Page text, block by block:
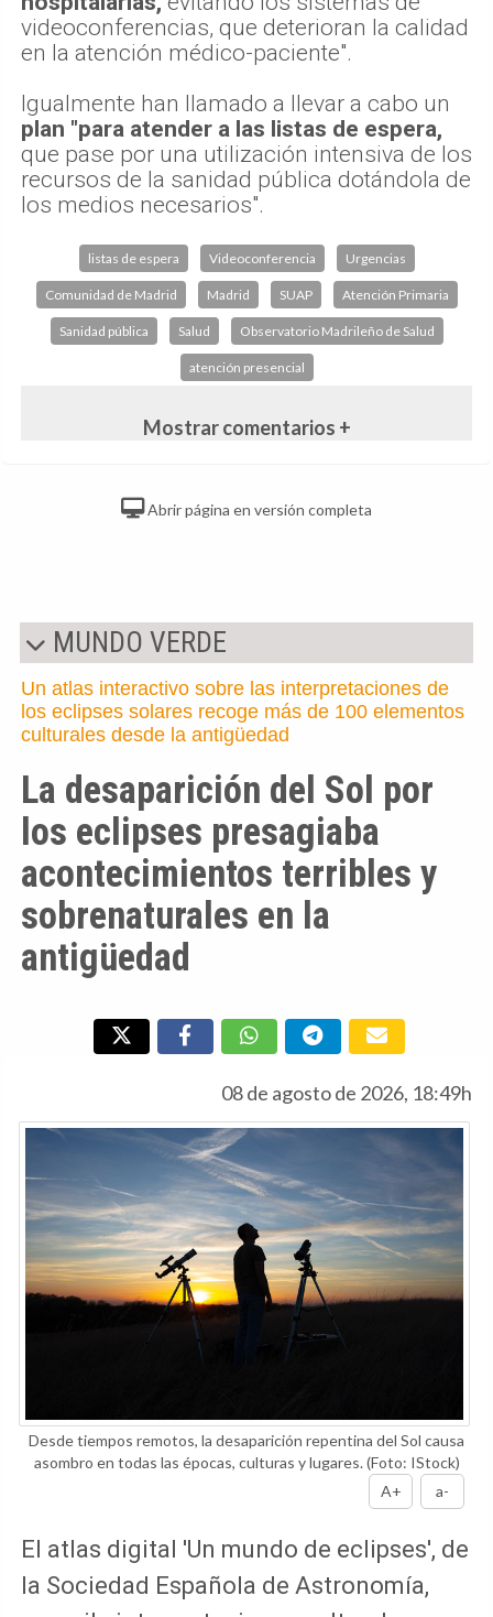
videoconferencias, que deterioran la calidad
en la atención médico-paciente".
Igualmente han llamado a llevar a cabo un
plan "para atender a las listas de espera,
que pase por una utilización intensiva de los
recursos de la sanidad pública dotándola de
los medios necesarios".
listas de espera Videoconferencia Urgencias
Comunidad de Madrid Madrid SUAP Atención Primaria
Sanidad pública Salud Observatorio Madrileño de Salud
atención presencial
Mostrar comentarios +
Abrir página en versión completa
MUNDO VERDE
Un atlas interactivo sobre las interpretaciones de
los eclipses solares recoge más de 100 elementos
culturales desde la antigüedad
La desaparición del Sol por
los eclipses presagiaba
acontecimientos terribles y
sobrenaturales en la
antigüedad
08 de agosto de 2026, 18:49h
Desde tiempos remotos, la desaparición repentina del Sol causa
asombro en todas las épocas, culturas y lugares.(Foto: IStock)
A+
a-
El atlas digital 'Un mundo de eclipses', de
la Sociedad Española de Astronomía,